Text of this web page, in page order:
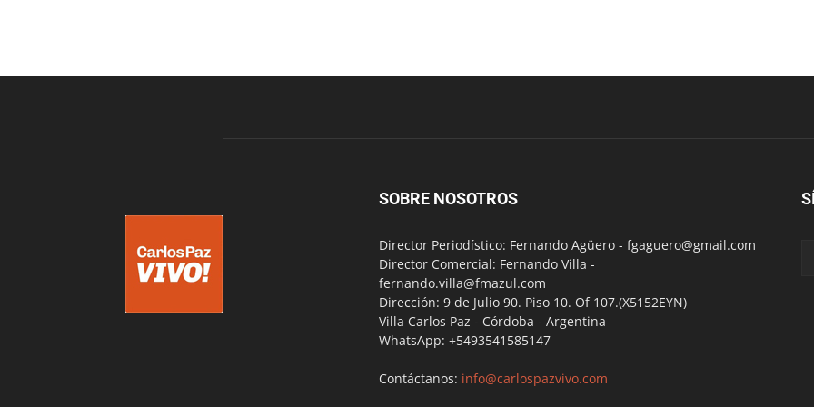
SOBRE NOSOTROS
Director Periodístico: Fernando Agüero - fgaguero@gmail.com
Director Comercial: Fernando Villa -
fernando.villa@fmazul.com
Dirección: 9 de Julio 90. Piso 10. Of 107.(X5152EYN)
Villa Carlos Paz - Córdoba - Argentina
WhatsApp: +5493541585147
Contáctanos: info@carlospazvivo.com